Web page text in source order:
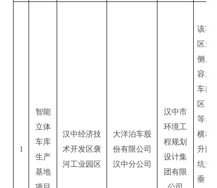
1
智能
立体
车库
生产
基地
汉中经济技
术开发区褒
河工业园区
大洋泊车股
份有限公司
汉中分公司
汉中市
环境工
程规划
设计集
团有限
该项
区褒
侧,
容主
车间
区、
等;
横移
升降
坑升
垂直